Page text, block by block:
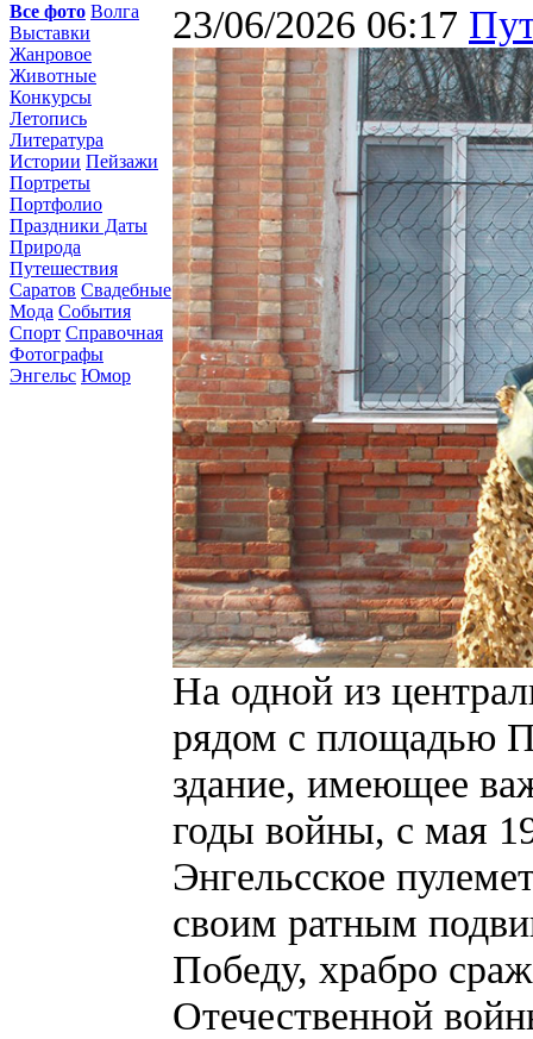
Все фото Волга
Выставки
Жанровое
Животные
Конкурсы
Летопись
Литература
Истории Пейзажи
Портреты
Портфолио
Праздники Даты
Природа
Путешествия
Саратов Свадебные
Мода События
Спорт Справочная
Фотографы
Энгельс Юмор
23/06/2026 06:17
На одной из
рядом с площадью
здание, имеющее
годы войны, с мая
Энгельсское
своим ратным
Победу, храбро
Отечественной